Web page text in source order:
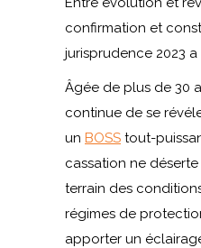
confirmation et
jurisprudence 2023
Âgée de plus de 30
continue de se
un BOSS tout-
cassation ne
terrain des
régimes de
apporter un